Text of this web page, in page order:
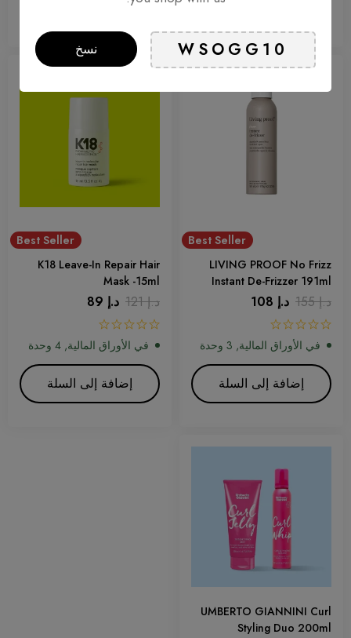
Best Seller
LIVING PROOF No Frizz
Instant De-Frizzer 191ml
د.إ155 د.إ
في الأوراق المالية, 3 وحدة
إضافة إلى السلة
-26%
Best Seller
K18 Leave-In Repair Hair
Mask -15ml
د.إ121 د.إ
في الأوراق المالية, 4 وحدة
إضافة إلى السلة
UMBERTO GIANNINI Curl
Styling Duo 200ml
نسخ